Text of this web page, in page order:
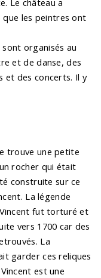
que les peintres ont
organisés au
et de danse, des
et des concerts. Il y
trouve une petite
rocher qui était
construite sur ce
La légende
fut torturé et
vers 1700 car des
La
garder ces reliques
est une